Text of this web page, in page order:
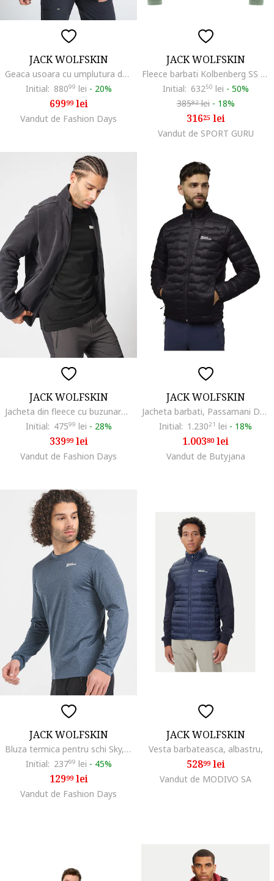
JACK WOLFSKIN
Geaca usoara cu umplutura de puf Pilvi, Albastru inchis
Initial: 88099 lei - 20%
69999lei
Vandut de Fashion Days
JACK WOLFSKIN
Fleece barbati Kolbenberg SS 2025, Verde
Initial: 63250 lei - 50%
38582lei - 18%
31625lei
Vandut de SPORT GURU
JACK WOLFSKIN
Jacheta din fleece cu buzunare Winterstein, Negru stins
Initial: 47599 lei - 28%
33999lei
Vandut de Fashion Days
JACK WOLFSKIN
Jacheta barbati, Passamani Down M Jacket 61836, Negru
Initial: 1.23021 lei - 18%
1.00380lei
Vandut de Butyjana
JACK WOLFSKIN
Bluza termica pentru schi Sky, Albastru inchis
Initial: 23799 lei - 45%
12999lei
Vandut de Fashion Days
JACK WOLFSKIN
Vesta barbateasca, albastru,
52899lei
Vandut de MODIVO SA